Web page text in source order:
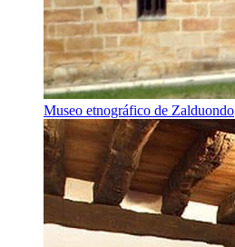
Museo etnográfico de Zalduondo